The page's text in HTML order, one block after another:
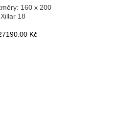
160 x 200
18
Kč